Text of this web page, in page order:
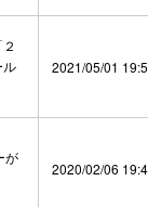
ル
2021/05/01
が
2020/02/06